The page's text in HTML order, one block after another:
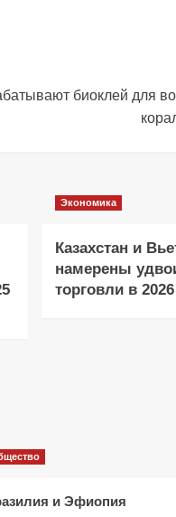
биоклей для
Экономика
Казахстан и
намерены
торговли в
и Эфиопия